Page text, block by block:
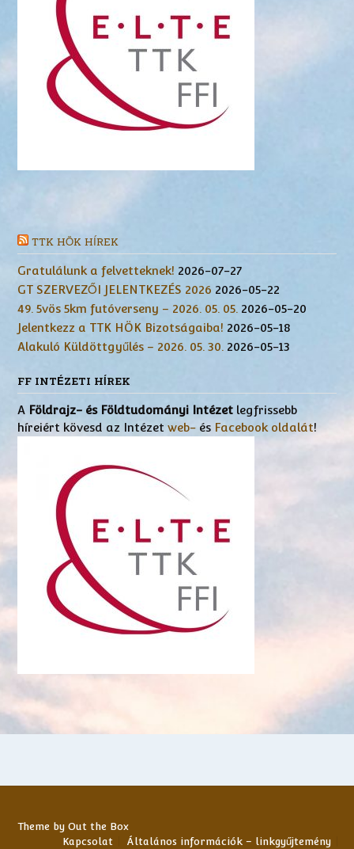
TTK HÖK HÍREK
Gratulálunk a felvetteknek! 2026-07-27
GT SZERVEZŐI JELENTKEZÉS 2026 2026-05-22
49. 5vös 5km futóverseny – 2026. 05. 05. 2026-05-20
Jelentkezz a TTK HÖK Bizotságaiba! 2026-05-18
Alakuló Küldöttgyűlés – 2026. 05. 30. 2026-05-13
FF INTÉZETI HÍREK
A Földrajz- és Földtudományi Intézet legfrissebb
híreiért kövesd az Intézet web- és Facebook oldalát!
Theme by Out the Box
Kapcsolat
Általános információk – linkgyűjtemény